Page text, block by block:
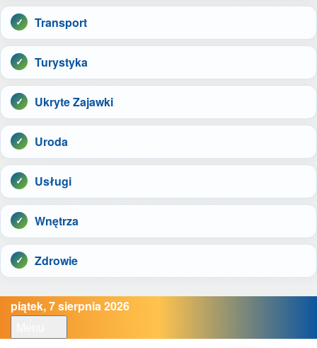
Transport
Turystyka
Ukryte Zajawki
Uroda
Usługi
Wnętrza
Zdrowie
piątek, 7 sierpnia 2026